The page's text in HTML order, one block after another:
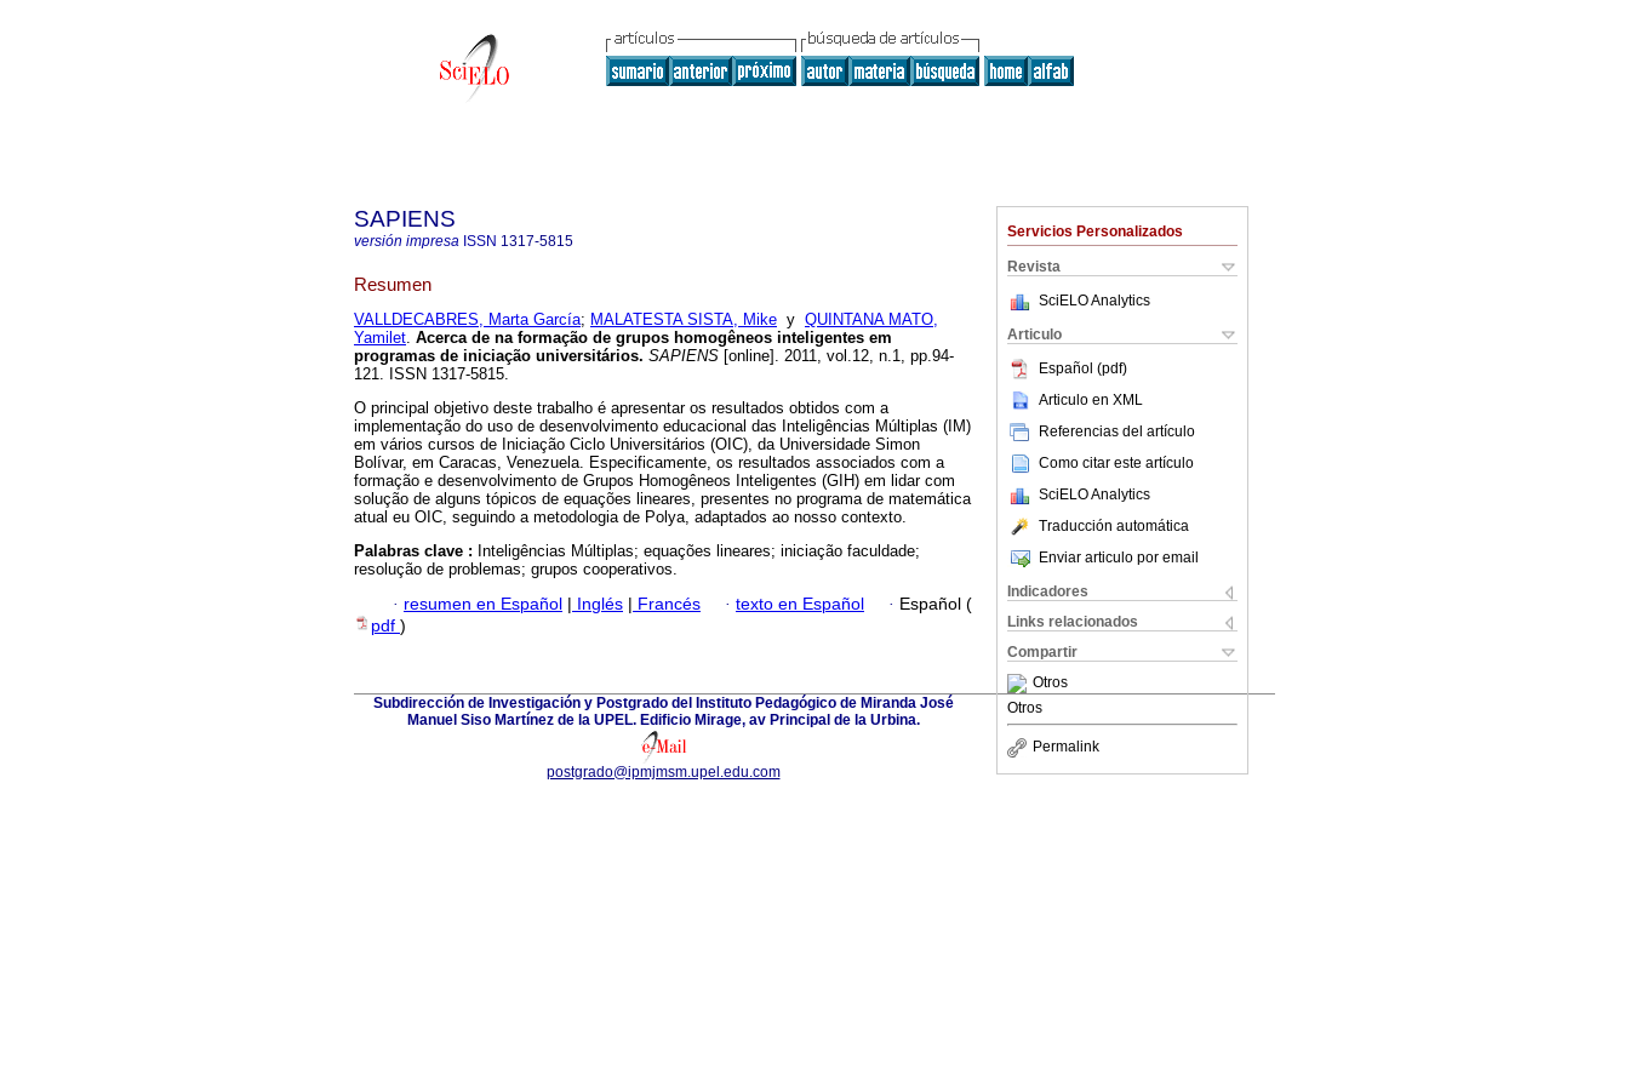
Servicios Personalizados
Revista
SciELO Analytics
Articulo
Español (pdf)
Articulo en XML
Referencias del artículo
Como citar este artículo
SciELO Analytics
Traducción automática
Enviar articulo por email
Indicadores
Links relacionados
Compartir
Otros
Otros
Permalink
SAPIENS
versión impresa ISSN 1317-5815
Resumen
VALLDECABRES, Marta García; MALATESTA SISTA, Mike y QUINTANA MATO,
Yamilet. Acerca de na formação de grupos homogêneos inteligentes em
programas de iniciação universitários. SAPIENS [online]. 2011, vol.12, n.1, pp.94-
121. ISSN 1317-5815.
O principal objetivo deste trabalho é apresentar os resultados obtidos com a
implementação do uso de desenvolvimento educacional das Inteligências Múltiplas (IM)
em vários cursos de Iniciação Ciclo Universitários (OIC), da Universidade Simon
Bolívar, em Caracas, Venezuela. Especificamente, os resultados associados com a
formação e desenvolvimento de Grupos Homogêneos Inteligentes (GIH) em lidar com
solução de alguns tópicos de equações lineares, presentes no programa de matemática
atual eu OIC, seguindo a metodologia de Polya, adaptados ao nosso contexto.
Palabras clave : Inteligências Múltiplas; equações lineares; iniciação faculdade;
resolução de problemas; grupos cooperativos.
· resumen en Español | Inglés | Francés · texto en Español · Español (
pdf )
Subdirección de Investigación y Postgrado del Instituto Pedagógico de Miranda José
Manuel Siso Martínez de la UPEL. Edificio Mirage, av Principal de la Urbina.
postgrado@ipmjmsm.upel.edu.com